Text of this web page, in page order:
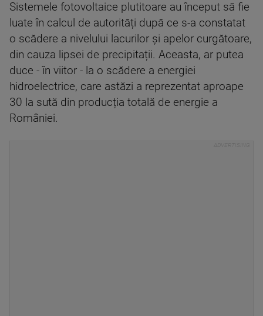
Sistemele fotovoltaice plutitoare au început să fie
luate în calcul de autorități după ce s-a constatat
o scădere a nivelului lacurilor și apelor curgătoare,
din cauza lipsei de precipitații. Aceasta, ar putea
duce - în viitor - la o scădere a energiei
hidroelectrice, care astăzi a reprezentat aproape
30 la sută din producția totală de energie a
României.